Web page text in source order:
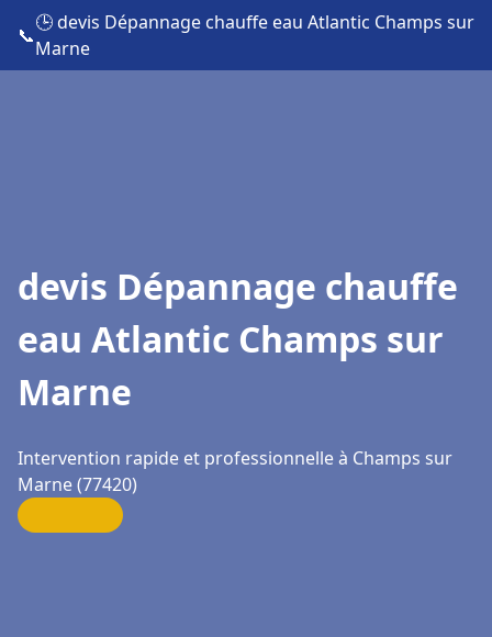
📞
🕒 devis Dépannage chauffe eau Atlantic Champs sur
Marne
devis Dépannage chauffe
eau Atlantic Champs sur
Marne
Intervention rapide et professionnelle à Champs sur
Marne (77420)